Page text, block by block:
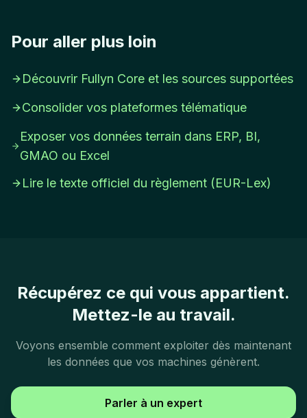
Pour aller plus loin
Découvrir Fullyn Core et les sources supportées
Consolider vos plateformes télématique
Exposer vos données terrain dans ERP, BI,
GMAO ou Excel
Lire le texte officiel du règlement (EUR-Lex)
Récupérez ce qui vous appartient.
Mettez-le au travail.
Voyons ensemble comment exploiter dès maintenant
les données que vos machines génèrent.
Parler à un expert